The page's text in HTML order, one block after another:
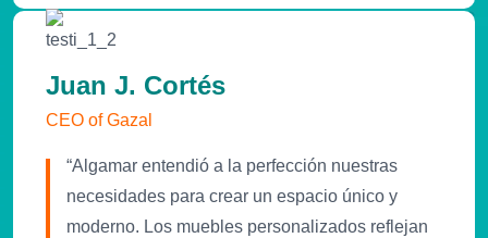
Juan J. Cortés
CEO of Gazal
“Algamar entendió a la perfección nuestras
necesidades para crear un espacio único y
moderno. Los muebles personalizados reflejan